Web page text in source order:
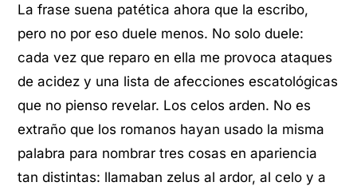
La frase suena patética ahora que la escribo,
pero no por eso duele menos. No solo duele:
cada vez que reparo en ella me provoca ataques
de acidez y una lista de afecciones escatológicas
que no pienso revelar. Los celos arden. No es
extraño que los romanos hayan usado la misma
palabra para nombrar tres cosas en apariencia
tan distintas: llamaban zelus al ardor, al celo y a